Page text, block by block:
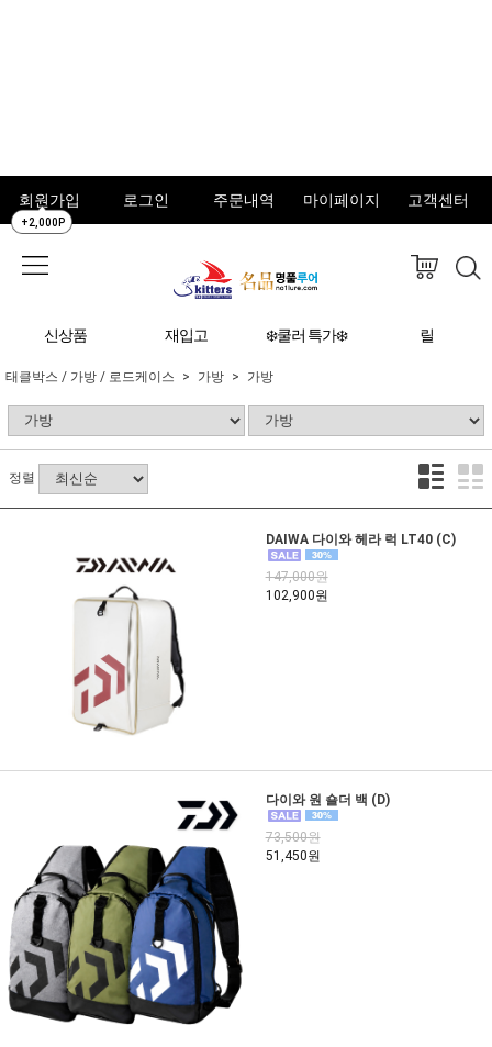
회원가입
+2,000P
로그인 주문내역 마이페이지 고객센터
신상품 재입고 ❄️쿨러 특가❄️ 릴
태클박스 / 가방 / 로드케이스 가방 가방
정렬
DAIWA 다이와 헤라 럭 LT40 (C)
147,000원
102,900원
다이와 원 숄더 백 (D)
73,500원
51,450원